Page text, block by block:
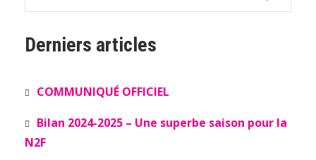
Derniers articles
COMMUNIQUÉ OFFICIEL
Bilan 2024-2025 – Une superbe saison pour la
N2F